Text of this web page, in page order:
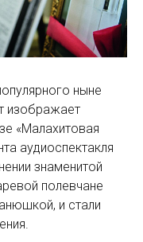
ныне
изображает
«Малахитовая
аудиоспектакля
знаменитой
полевчане
и стали